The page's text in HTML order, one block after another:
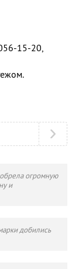
15-20,
огромную
и
добились